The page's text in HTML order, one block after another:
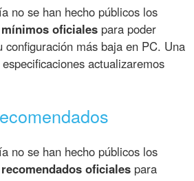
no se han hecho públicos los
oficiales para poder
configuración más baja en PC. Una
actualizaremos
no se han hecho públicos los
oficiales para